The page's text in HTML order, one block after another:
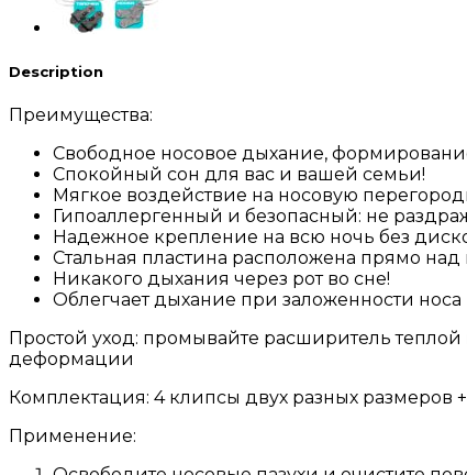
Description
Преимущества:
Свободное носовое дыхание,
Спокойный сон для вас и вашей семьи!
Мягкое воздействие на носовую
Гипоаллергенный и безопасный: не
Надежное крепление на всю ночь без
Стальная пластина расположена прямо
Никакого дыхания через рот во сне!
Облегчает дыхание при заложенности носа
Простой уход: промывайте расширитель
деформации
Комплектация: 4 клипсы двух разных размеров
Применение: